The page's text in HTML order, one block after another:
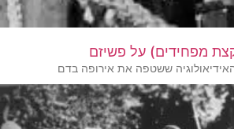
מפחידים) על פשיזם
האידיאולוגיה ששטפה את אירופה בדם